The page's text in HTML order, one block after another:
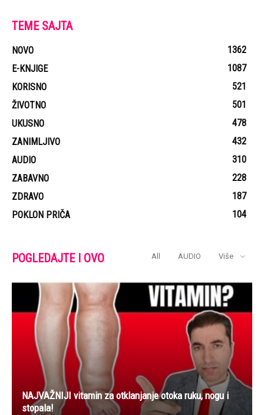
TEME SAJTA
NOVO
1362
E-KNJIGE
1087
KORISNO
521
ŽIVOTNO
501
UKUSNO
478
ZANIMLJIVO
432
AUDIO
310
ZABAVNO
228
ZDRAVO
187
POKLON PRIČA
104
POGLEDAJTE I OVO All AUDIO Više
NAJVAŽNIJI vitamin za otklanjanje otoka ruku, nogu i
stopala!